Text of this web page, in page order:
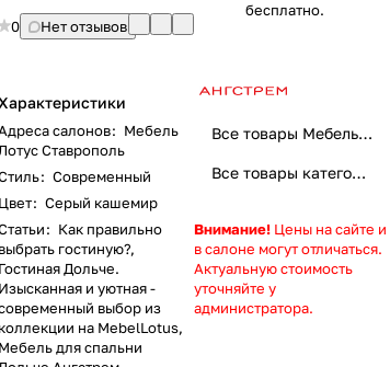
0 Нет отзывов
салонов: Мебель
Лотус Ставрополь
: Современный
Цвет: Серый кашемир
: Как правильно
выбрать гостиную?,
Гостиная Дольче.
Изысканная и уютная -
выбор из
коллекции на MebelLotus,
Мебель для спальни
бесплатно.
Все товары Мебельная фабрика Ангстрем: Качество и стиль для вашего дома
Все товары категории
Внимание! Цены на сайте и
в салоне могут отличаться.
Актуальную стоимость
уточняйте у
администратора.